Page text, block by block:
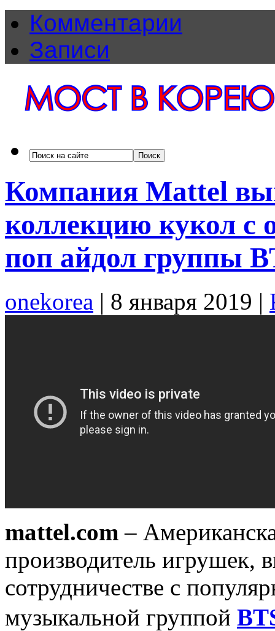
Комментарии
Записи
Компания Mattel
коллекцию кукол с
поп айдол группы
onekorea | 8 января 2019 |
mattel.com –
производитель игрушек,
сотрудничестве с
музыкальной группой